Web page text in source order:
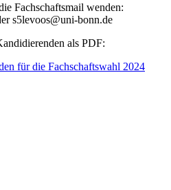
Fachschaftsmail wenden:
s5levoos@uni-bonn.de
als PDF:
für die Fachschaftswahl 2024